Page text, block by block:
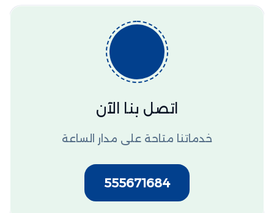
م
اتصل بنا الآن
خدماتنا متاحة على مدار الساعة
555671684